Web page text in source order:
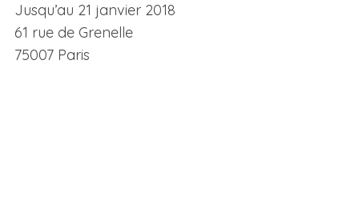
Jusqu’au 21 janvier 2018
61 rue de Grenelle
75007 Paris